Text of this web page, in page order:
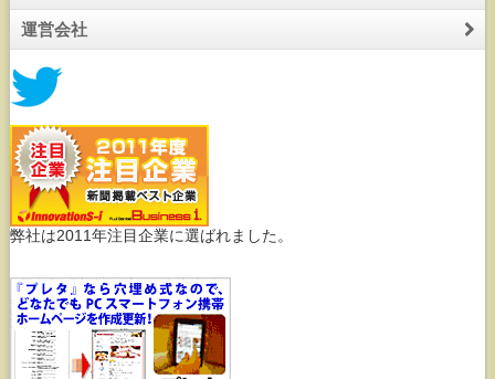
運営会社
弊社は2011年注目企業に選ばれました。